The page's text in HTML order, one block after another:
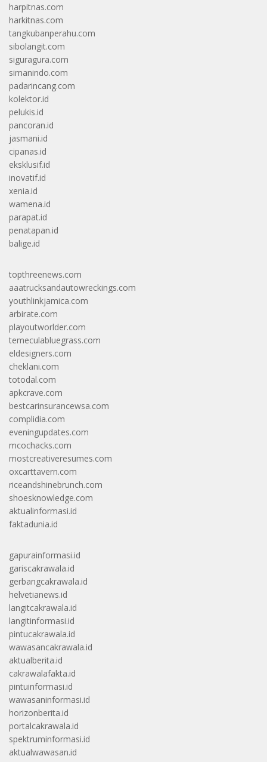
harpitnas.com
harkitnas.com
tangkubanperahu.com
sibolangit.com
siguragura.com
simanindo.com
padarincang.com
kolektor.id
pelukis.id
pancoran.id
jasmani.id
cipanas.id
eksklusif.id
inovatif.id
xenia.id
wamena.id
parapat.id
penatapan.id
balige.id
topthreenews.com
aaatrucksandautowreckings.com
youthlinkjamica.com
arbirate.com
playoutworlder.com
temeculabluegrass.com
eldesigners.com
cheklani.com
totodal.com
apkcrave.com
bestcarinsurancewsa.com
complidia.com
eveningupdates.com
mcochacks.com
mostcreativeresumes.com
oxcarttavern.com
riceandshinebrunch.com
shoesknowledge.com
aktualinformasi.id
faktadunia.id
gapurainformasi.id
gariscakrawala.id
gerbangcakrawala.id
helvetianews.id
langitcakrawala.id
langitinformasi.id
pintucakrawala.id
wawasancakrawala.id
aktualberita.id
cakrawalafakta.id
pintuinformasi.id
wawasaninformasi.id
horizonberita.id
portalcakrawala.id
spektruminformasi.id
aktualwawasan.id